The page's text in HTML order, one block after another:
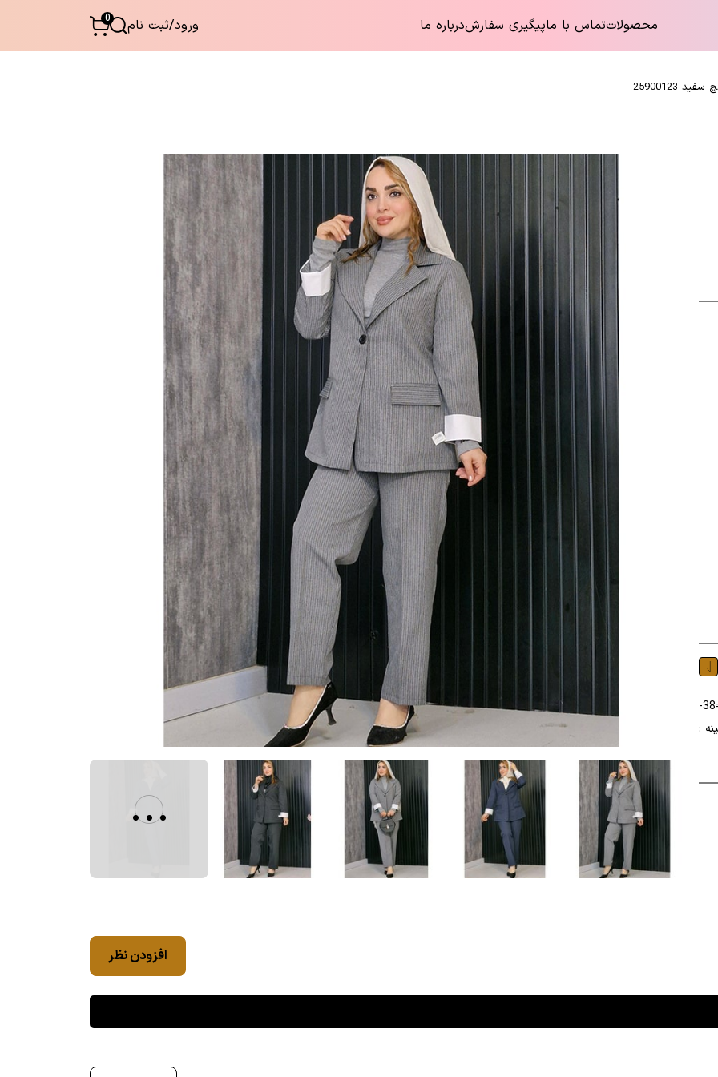
محصولاتتماس با ماپیگیری سفارشدرباره ما ورود/ثبت نام 0
25900123
کت شلوار جنس : دیپلمات رنگ : در 3 رنگ سایز : سایز1=38-
: 54 دور سینه :
...
افزودن نظر